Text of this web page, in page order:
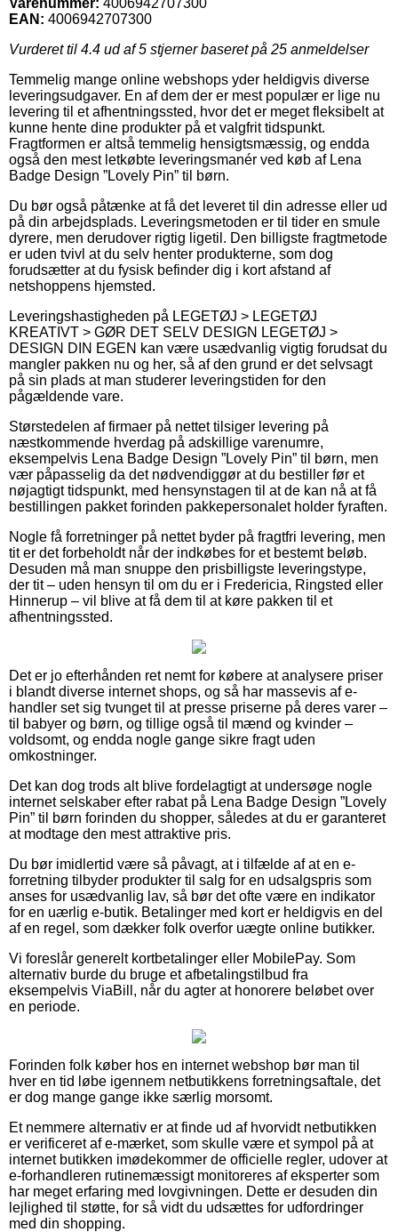
EAN: 4006942707300
Vurderet til 4.4 ud af 5 stjerner baseret på 25 anmeldelser
Temmelig mange online webshops yder heldigvis diverse
leveringsudgaver. En af dem der er mest populær er lige nu
levering til et afhentningssted, hvor det er meget fleksibelt at
kunne hente dine produkter på et valgfrit tidspunkt.
Fragtformen er altså temmelig hensigtsmæssig, og endda
også den mest letkøbte leveringsmanér ved køb af Lena
Badge Design ”Lovely Pin” til børn.
Du bør også påtænke at få det leveret til din adresse eller ud
på din arbejdsplads. Leveringsmetoden er til tider en smule
dyrere, men derudover rigtig ligetil. Den billigste fragtmetode
er uden tvivl at du selv henter produkterne, som dog
forudsætter at du fysisk befinder dig i kort afstand af
netshoppens hjemsted.
Leveringshastigheden på LEGETØJ > LEGETØJ
KREATIVT > GØR DET SELV DESIGN LEGETØJ >
DESIGN DIN EGEN kan være usædvanlig vigtig forudsat du
mangler pakken nu og her, så af den grund er det selvsagt
på sin plads at man studerer leveringstiden for den
pågældende vare.
Størstedelen af firmaer på nettet tilsiger levering på
næstkommende hverdag på adskillige varenumre,
eksempelvis Lena Badge Design ”Lovely Pin” til børn, men
vær påpasselig da det nødvendiggør at du bestiller før et
nøjagtigt tidspunkt, med hensynstagen til at de kan nå at få
bestillingen pakket forinden pakkepersonalet holder fyraften.
Nogle få forretninger på nettet byder på fragtfri levering, men
tit er det forbeholdt når der indkøbes for et bestemt beløb.
Desuden må man snuppe den prisbilligste leveringstype,
der tit – uden hensyn til om du er i Fredericia, Ringsted eller
Hinnerup – vil blive at få dem til at køre pakken til et
afhentningssted.
Det er jo efterhånden ret nemt for købere at analysere priser
i blandt diverse internet shops, og så har massevis af e-
handler set sig tvunget til at presse priserne på deres varer –
til babyer og børn, og tillige også til mænd og kvinder –
voldsomt, og endda nogle gange sikre fragt uden
omkostninger.
Det kan dog trods alt blive fordelagtigt at undersøge nogle
internet selskaber efter rabat på Lena Badge Design ”Lovely
Pin” til børn forinden du shopper, således at du er garanteret
at modtage den mest attraktive pris.
Du bør imidlertid være så påvagt, at i tilfælde af at en e-
forretning tilbyder produkter til salg for en udsalgspris som
anses for usædvanlig lav, så bør det ofte være en indikator
for en uærlig e-butik. Betalinger med kort er heldigvis en del
af en regel, som dækker folk overfor uægte online butikker.
Vi foreslår generelt kortbetalinger eller MobilePay. Som
alternativ burde du bruge et afbetalingstilbud fra
eksempelvis ViaBill, når du agter at honorere beløbet over
en periode.
Forinden folk køber hos en internet webshop bør man til
hver en tid løbe igennem netbutikkens forretningsaftale, det
er dog mange gange ikke særlig morsomt.
Et nemmere alternativ er at finde ud af hvorvidt netbutikken
er verificeret af e-mærket, som skulle være et sympol på at
internet butikken imødekommer de officielle regler, udover at
e-forhandleren rutinemæssigt monitoreres af eksperter som
har meget erfaring med lovgivningen. Dette er desuden din
lejlighed til støtte, for så vidt du udsættes for udfordringer
med din shopping.